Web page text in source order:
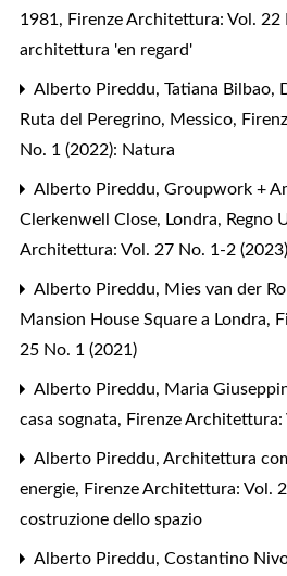
1981, Firenze Architettura: Vol. 22
architettura 'en regard'
Alberto Pireddu, Tatiana Bilbao,
Ruta del Peregrino, Messico,
No. 1 (2022): Natura
Alberto Pireddu, Groupwork +
Clerkenwell Close, Londra, Regno
Architettura: Vol. 27 No. 1-2
Alberto Pireddu, Mies van der
Mansion House Square a Londra,
25 No. 1 (2021)
Alberto Pireddu, Maria
casa sognata, Firenze
Alberto Pireddu, Architettura
energie, Firenze Architettura: Vol.
costruzione dello spazio
Alberto Pireddu, Costantino